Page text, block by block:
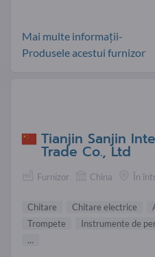
Mai multe informații-
Produsele acestui furnizor
Tianjin Sanjin
Trade Co., Ltd
Furnizor China În
Chitare Chitare electrice
Trompete
Instrumente de
...